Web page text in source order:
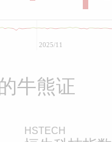
2025/11
牛熊证
HSTECH